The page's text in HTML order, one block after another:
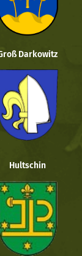
Darkowitz
Hultschin